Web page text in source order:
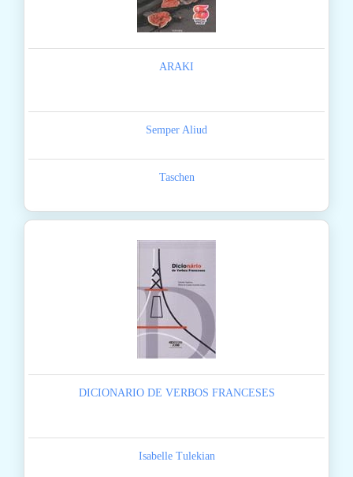
ARAKI
Semper Aliud
Taschen
DICIONARIO DE VERBOS FRANCESES
Isabelle Tulekian